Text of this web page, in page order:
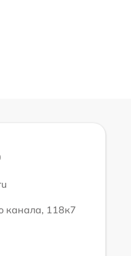
канала, 118к7